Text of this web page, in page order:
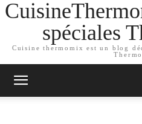
spéciales
Cuisine thermomix est un blog